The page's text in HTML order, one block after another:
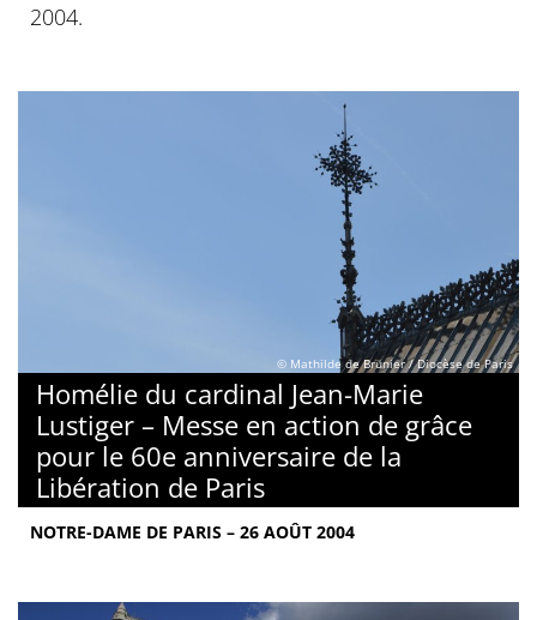
2004.
© Mathilde de Brunier / Diocèse de Paris
Homélie du cardinal Jean-Marie
Lustiger – Messe en action de grâce
pour le 60e anniversaire de la
Libération de Paris
NOTRE-DAME DE PARIS – 26 AOÛT 2004